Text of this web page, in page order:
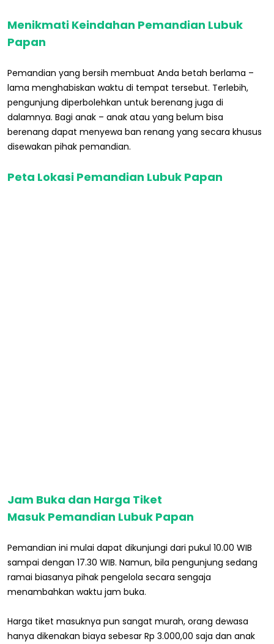
Menikmati Keindahan Pemandian Lubuk
Papan
Pemandian yang bersih membuat Anda betah berlama –
lama menghabiskan waktu di tempat tersebut. Terlebih,
pengunjung diperbolehkan untuk berenang juga di
dalamnya. Bagi anak – anak atau yang belum bisa
berenang dapat menyewa ban renang yang secara khusus
disewakan pihak pemandian.
Peta Lokasi Pemandian Lubuk Papan
Jam Buka dan Harga Tiket
Masuk Pemandian Lubuk Papan
Pemandian ini mulai dapat dikunjungi dari pukul 10.00 WIB
sampai dengan 17.30 WIB. Namun, bila pengunjung sedang
ramai biasanya pihak pengelola secara sengaja
menambahkan waktu jam buka.
Harga tiket masuknya pun sangat murah, orang dewasa
hanya dikenakan biaya sebesar Rp 3.000,00 saja dan anak